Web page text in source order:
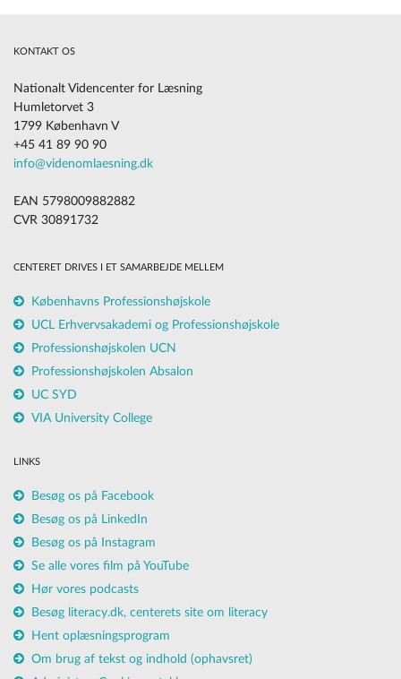
KONTAKT OS
Nationalt Videncenter for Læsning
Humletorvet 3
1799 København V
+45 41 89 90 90
info@videnomlaesning.dk
EAN 5798009882882
CVR 30891732
CENTERET DRIVES I ET SAMARBEJDE MELLEM
Københavns Professionshøjskole
UCL Erhvervsakademi og Professionshøjskole
Professionshøjskolen UCN
Professionshøjskolen Absalon
UC SYD
VIA University College
LINKS
Besøg os på Facebook
Besøg os på LinkedIn
Besøg os på Instagram
Se alle vores film på YouTube
Hør vores podcasts
Besøg literacy.dk, centerets site om literacy
Hent oplæsningsprogram
Om brug af tekst og indhold (ophavsret)